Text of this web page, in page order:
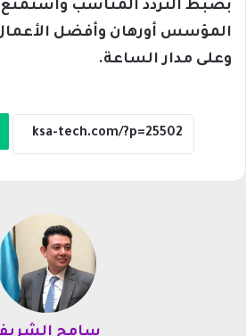
بضبط التردد المناسب
المؤسس أورهان وأفضل الأعمال
وعلى مدار الساعة.
سامح